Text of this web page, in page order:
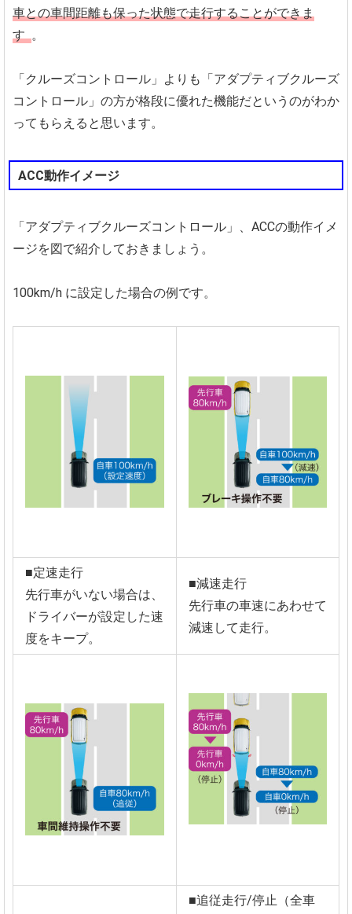
車との車間距離も保った状態で走行することができま
す 。
「クルーズコントロール」よりも「アダプティブクルーズ
コントロール」の方が格段に優れた機能だというのがわか
ってもらえると思います。
ACC動作イメージ
「アダプティブクルーズコントロール」、ACCの動作イメ
ージを図で紹介しておきましょう。
100km/h に設定した場合の例です。
■定速走行
先行車がいない場合は、
ドライバーが設定した速
度をキープ。
■減速走行
先行車の車速にあわせて
減速して走行。
■追従走行/停止（全車